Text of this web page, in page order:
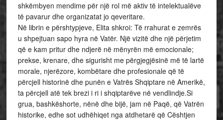
shkëmbyen mendime për një rol më aktiv të intelektualëve
të pavarur dhe organizatat jo qeveritare.
Në librin e përshtypjeve, Elita shkroi: Të rrahurat e zemrës
u shpejtuan sapo hyra në Vatër. Një vizitë dhe një përjetim
që e kam pritur dhe ndjerë në mënyrën më emocionale;
prekse, krenare, dhe sigurisht me përgjegjësinë më të lartë
morale, njerëzore, kombëtare dhe profesionale që të
përcjell historinë dhe punën e Vatrës Shqiptare në Amerikë,
ta përcjell atë tek brezi i ri i shqiptarëve në vendlindje.Si
grua, bashkëshorte, nënë dhe bijë, jam në Paqë, që Vatrën
historike, edhe sot udhëhiqet nga atdhetarë që Cështjen